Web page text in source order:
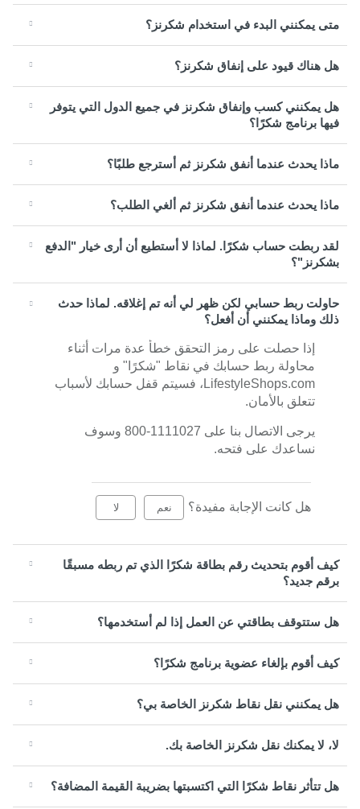
متى يمكنني البدء في استخدام شكرنز؟
هل هناك قيود على إنفاق شكرنز؟
هل يمكنني كسب وإنفاق شكرنز في جميع الدول التي يتوفر
فيها برنامج شكرًا؟
ماذا يحدث عندما أنفق شكرنز ثم أسترجع طلبًا؟
ماذا يحدث عندما أنفق شكرنز ثم ألغي الطلب؟
لقد ربطت حساب شكرًا. لماذا لا أستطيع أن أرى خيار "الدفع
بشكرنز"؟
حاولت ربط حسابي لكن ظهر لي أنه تم إغلاقه. لماذا حدث
ذلك وماذا يمكنني أن أفعل؟
إذا حصلت على رمز التحقق خطأ عدة مرات أثناء
محاولة ربط حسابك في نقاط "شكرًا" و
LifestyleShops.com، فسيتم قفل حسابك لأسباب
تتعلق بالأمان.
يرجى الاتصال بنا على 1111027-800 وسوف
نساعدك على فتحه.
هل كانت الإجابة مفيدة؟ نعم لا
كيف أقوم بتحديث رقم بطاقة شكرًا الذي تم ربطه مسبقًا
برقم جديد؟
هل ستتوقف بطاقتي عن العمل إذا لم أستخدمها؟
كيف أقوم بإلغاء عضوية برنامج شكرًا؟
هل يمكنني نقل نقاط شكرنز الخاصة بي؟
لا، لا يمكنك نقل شكرنز الخاصة بك.
هل تتأثر نقاط شكرًا التي اكتسبتها بضريبة القيمة المضافة؟